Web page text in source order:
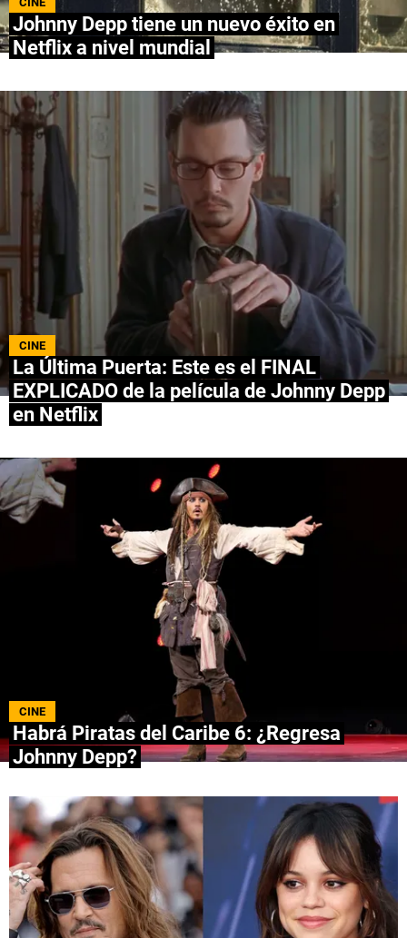
NETFLIX
APPLE TV+
MÚSICA
PASATIEMPOS
INFLUENCERS
SPOILER US
QUIENES SOMOS | STAFF | CONTACTO |
Escribe en Spoiler
Términos y Condiciones
Políticas de Privacidad
Ad Choices
Bolavip, al igual que Futbol Sites, es una
compañía perteneciente a Better Collective.
Todos los derechos reservados.
Johnny Depp tiene un nuevo éxito en
Netflix a nivel mundial
CINE
La Última Puerta: Este es el FINAL
EXPLICADO de la película de Johnny Depp
en Netflix
CINE
Habrá Piratas del Caribe 6: ¿Regresa
Johnny Depp?